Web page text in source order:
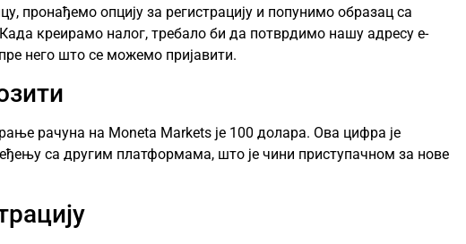
пронађемо опцију за регистрацију и попунимо образац са
креирамо налог, требало би да потврдимо нашу адресу е-
него што се можемо пријавити.
рачуна на Moneta Markets је 100 долара. Ова цифра је
са другим платформама, што је чини приступачном за нове